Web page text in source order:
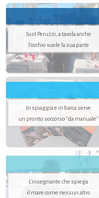
Just Peruzzi, a tavola anche
l’occhio vuole la sua parte
In spiaggia e in barca serve
un pronto soccorso "da manuale"
L'insegnante che spiega
il mare come nessun altro